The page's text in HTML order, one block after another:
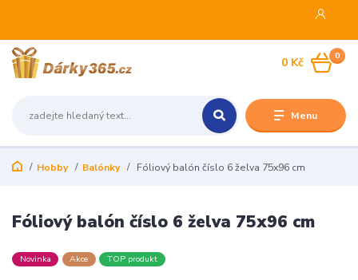
Menu
0
0 Kč
Hobby Balónky Fóliový balón číslo 6 želva 75x96 cm
Fóliový balón číslo 6 želva 75x96 cm
Novinka Akce TOP produkt